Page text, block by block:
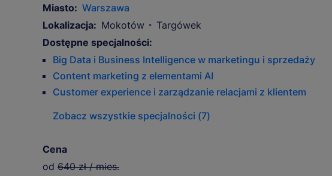
Miasto: Warszawa
Lokalizacja: Mokotów
Targówek
Dostępne specjalności:
Big Data i Business Intelligence w marketingu i sprzedaży
Content marketing z elementami AI
Customer experience i zarządzanie relacjami z klientem
Zobacz wszystkie specjalności (7)
Cena
od 640 zł / mies.